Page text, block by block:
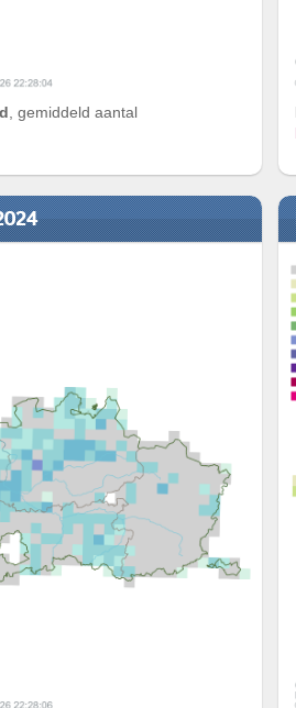
, gemiddeld aantal